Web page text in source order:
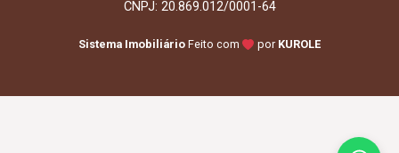
CNPJ: 20.869.012/0001-64
Sistema Imobiliário Feito com por KUROLE